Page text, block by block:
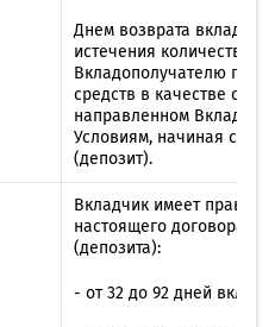
Днем возврата вклада
истечения количества
Вкладополучателю
средств в качестве
направленном
Условиям, начиная со
(депозит).
Вкладчик имеет право
настоящего договора в
(депозита):
- от 32 до 92 дней